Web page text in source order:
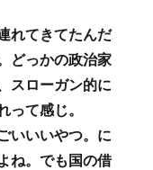
れてきてたんだ
どっかの政治家
スローガン的に
て感じ。
いいいやつ。に
ね。でも国の借